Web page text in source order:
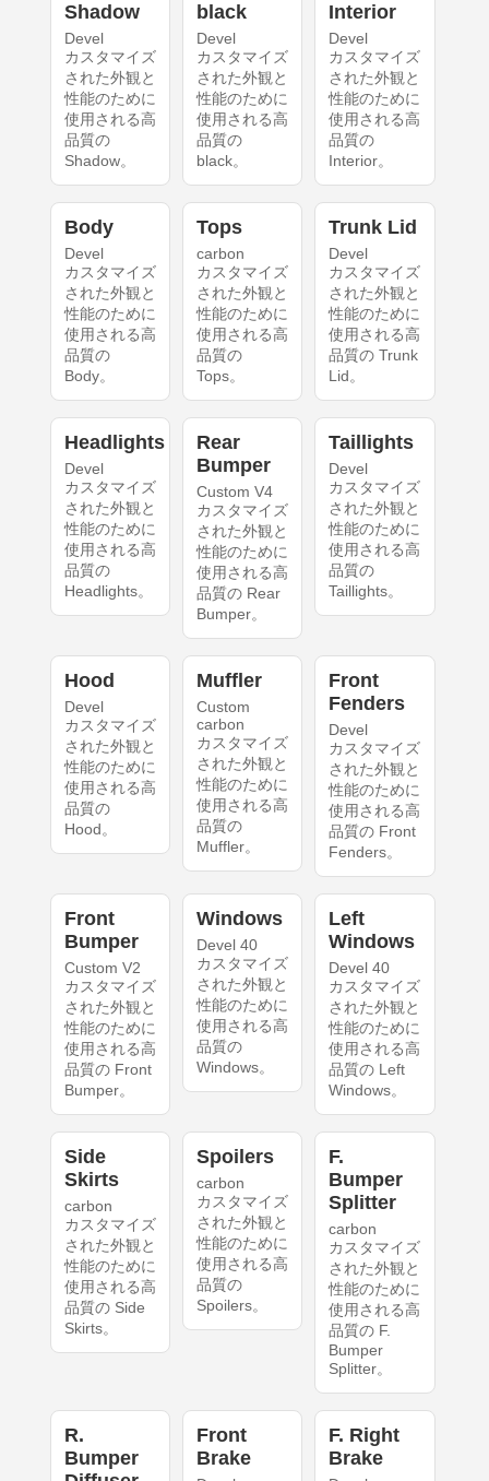
Shadow
Devel
カスタマイズ
された外観と
性能のために
使用される高
品質の
Shadow。
black
Devel
カスタマイズ
された外観と
性能のために
使用される高
品質の
black。
Interior
Devel
カスタマイズ
された外観と
性能のために
使用される高
品質の
Interior。
Body
Devel
カスタマイズ
された外観と
性能のために
使用される高
品質の
Body。
Tops
carbon
カスタマイズ
された外観と
性能のために
使用される高
品質の
Tops。
Trunk Lid
Devel
カスタマイズ
された外観と
性能のために
使用される高
品質の Trunk
Lid。
Headlights
Devel
カスタマイズ
された外観と
性能のために
使用される高
品質の
Headlights。
Rear
Bumper
Custom V4
カスタマイズ
された外観と
性能のために
使用される高
品質の Rear
Bumper。
Taillights
Devel
カスタマイズ
された外観と
性能のために
使用される高
品質の
Taillights。
Hood
Devel
カスタマイズ
された外観と
性能のために
使用される高
品質の
Hood。
Muffler
Custom
carbon
カスタマイズ
された外観と
性能のために
使用される高
品質の
Muffler。
Front
Fenders
Devel
カスタマイズ
された外観と
性能のために
使用される高
品質の Front
Fenders。
Front
Bumper
Custom V2
カスタマイズ
された外観と
性能のために
使用される高
品質の Front
Bumper。
Windows
Devel 40
カスタマイズ
された外観と
性能のために
使用される高
品質の
Windows。
Left
Windows
Devel 40
カスタマイズ
された外観と
性能のために
使用される高
品質の Left
Windows。
Side
Skirts
carbon
カスタマイズ
された外観と
性能のために
使用される高
品質の Side
Skirts。
Spoilers
carbon
カスタマイズ
された外観と
性能のために
使用される高
品質の
Spoilers。
F.
Bumper
Splitter
carbon
カスタマイズ
された外観と
性能のために
使用される高
品質の F.
Bumper
Splitter。
R.
Bumper
Front
Brake
F. Right
Brake